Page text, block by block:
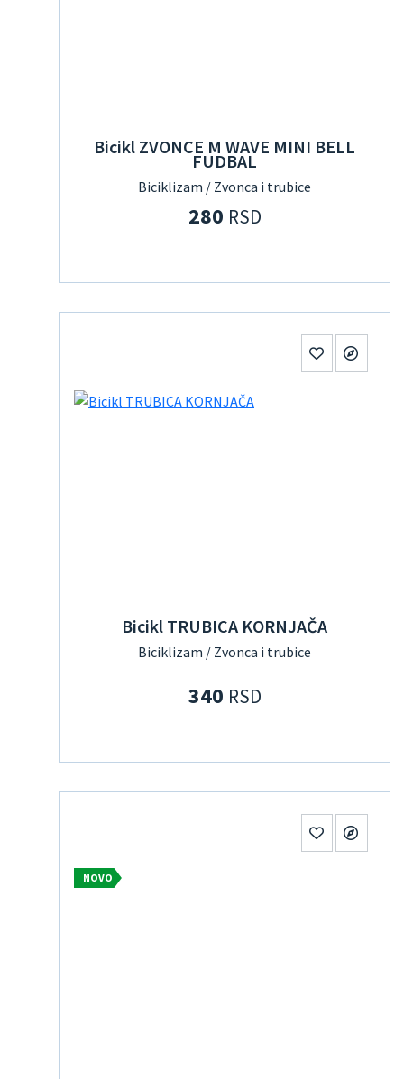
Bicikl ZVONCE M WAVE MINI BELL
FUDBAL
Biciklizam / Zvonca i trubice
280 RSD
Bicikl TRUBICA KORNJAČA
Biciklizam / Zvonca i trubice
340 RSD
NOVO